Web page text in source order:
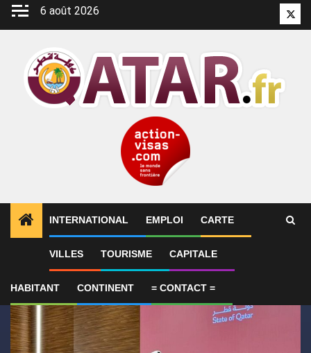
Aller
6 août 2026
INTERNATIONAL EMPLOI CARTE
VILLES TOURISME CAPITALE
HABITANT CONTINENT = CONTACT =
ALERTES INFO 1 Qatar affirme que toute la